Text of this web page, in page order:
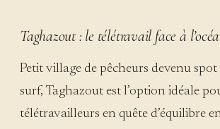
Taghazout : le télétravail face à
Petit village de pêcheurs devenu
surf, Taghazout est l’option idéale
télétravailleurs en quête d’équilibre